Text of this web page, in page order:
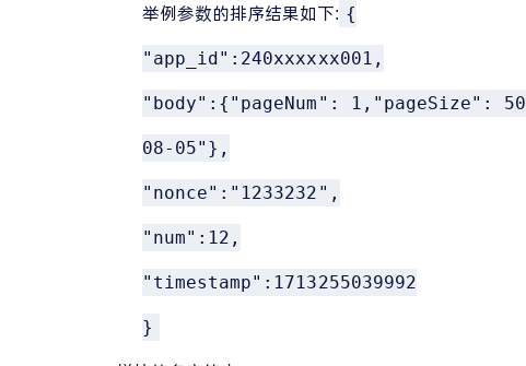
举例参数的排序结果如下: {
"app_id":240xxxxxx001,
"body":{"pageNum": 1,"pageSize":
08-05"},
"nonce":"1233232",
"num":12,
"timestamp":1713255039992
}